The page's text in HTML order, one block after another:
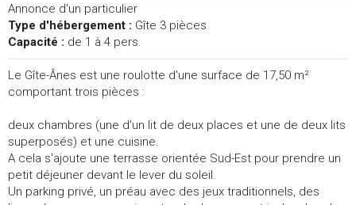
Annonce d'un particulier
Type d'hébergement : Gîte 3 pièces
Capacité : de 1 à 4 pers.
Le Gîte-Ânes est une roulotte d'une surface de 17,50 m²
comportant trois pièces :
deux chambres (une d'un lit de deux places et une de deux lits
superposés) et une cuisine.
A cela s'ajoute une terrasse orientée Sud-Est pour prendre un
petit déjeuner devant le lever du soleil.
Un parking privé, un préau avec des jeux traditionnels, des